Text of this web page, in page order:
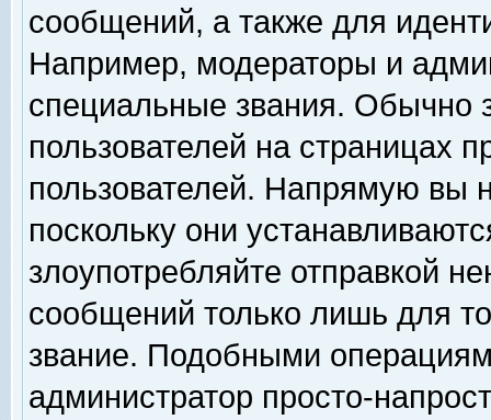
сообщений, а также для
Например, модераторы и
специальные звания. Обычно
пользователей на страницах
пользователей. Напрямую вы
поскольку они
злоупотребляйте отправкой
сообщений только лишь для
звание. Подобными
администратор просто-